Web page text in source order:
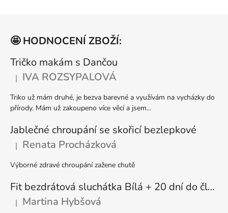
🤩 HODNOCENÍ ZBOŽÍ:
Tričko makám s Dančou
Hodnocení produktu je 5 z 5 hvězdiček.
| IVA ROZSYPALOVÁ
Triko už mám druhé, je bezva barevné a využívám na vycházky do
přírody. Mám už zakoupeno více věcí a jsem...
Jablečné chroupání se skořicí bezlepkové
Hodnocení produktu je 5 z 5 hvězdiček.
| Renata Procházková
Výborné zdravé chroupání zažene chutě
Fit bezdrátová sluchátka Bílá + 20 dní do členství + seznam písniček i audioknih
Hodnocení produktu je 5 z 5 hvězdiček.
| Martina Hybšová